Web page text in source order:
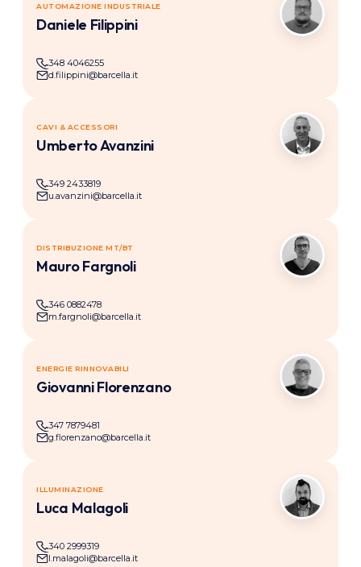
AUTOMAZIONE INDUSTRIALE
Daniele Filippini
348 4046255
d.filippini@barcella.it
DF
CAVI & ACCESSORI
Umberto Avanzini
349 2433819
u.avanzini@barcella.it
UA
DISTRIBUZIONE MT/BT
Mauro Fargnoli
346 0882478
m.fargnoli@barcella.it
MF
ENERGIE RINNOVABILI
Giovanni Florenzano
347 7879481
g.florenzano@barcella.it
GF
ILLUMINAZIONE
Luca Malagoli
340 2999319
l.malagoli@barcella.it
LM